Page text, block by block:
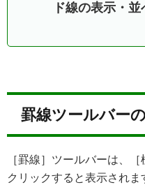
ド線の表示・並
罫線ツールバー
［罫線］ツールバーは、
クリックすると表示されま